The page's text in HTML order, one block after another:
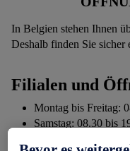
In Belgien stehen Ihnen
Deshalb finden Sie
Filialen und
Montag bis Freitag:
Samstag: 08.30 bis